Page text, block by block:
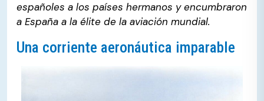
españoles a los países hermanos y encumbraron
a España a la élite de la aviación mundial.
Una corriente aeronáutica imparable